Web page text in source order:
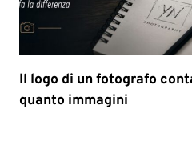
Il logo di un fotografo
quanto immagini